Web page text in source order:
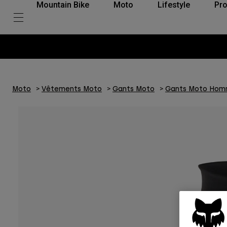
Mountain Bike Moto Lifestyle
Moto Vêtements Moto Gants Moto Gants Moto